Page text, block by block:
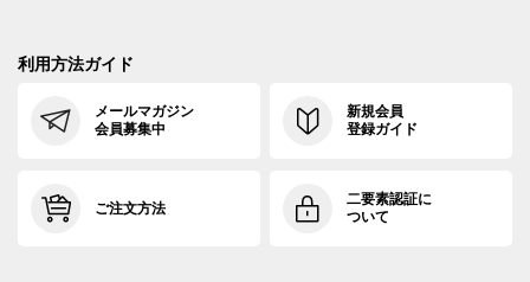
利用方法ガイド
メールマガジン
会員募集中
新規会員
登録ガイド
ご注文方法
二要素認証に
ついて